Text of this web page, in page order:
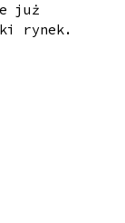
już
rynek.